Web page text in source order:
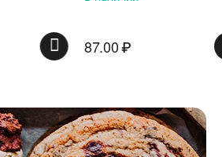
соком и витаминами,
ягодных вкусов, 70г / Мамба
87.00 ₽